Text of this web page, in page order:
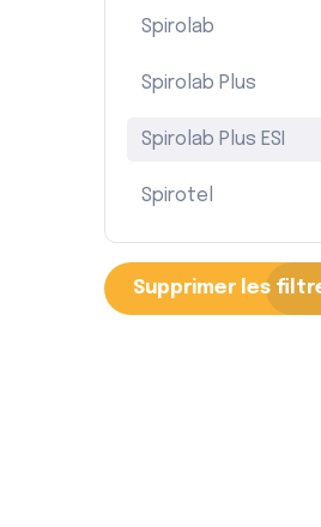
Spirolab
Spirolab Plus
Spirolab Plus ESI
Spirotel
Supprimer les